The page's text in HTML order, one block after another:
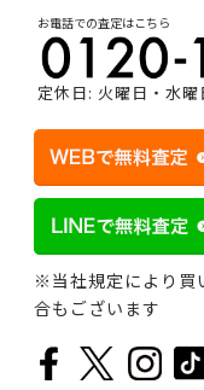
お電話での査定はこちら
定休日: 火曜日・水曜
※当社規定により買
合もございます